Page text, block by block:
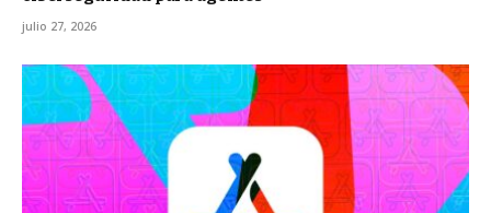
julio 27, 2026